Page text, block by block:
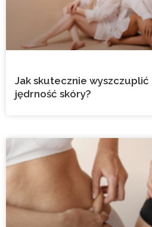
Jak skutecznie wyszczuplić
jędrność skóry?